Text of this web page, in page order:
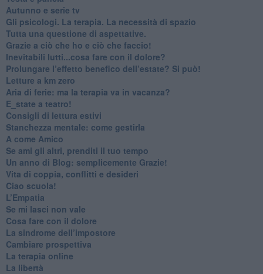
​Autunno e serie tv
​Gli psicologi. La terapia. La necessità di spazio
​Tutta una questione di aspettative.
​Grazie a ciò che ho e ciò che faccio!
​Inevitabili lutti...cosa fare con il dolore?
Prolungare l’effetto benefico dell’estate? Si può!
​Letture a km zero
​Aria di ferie: ma la terapia va in vacanza?
​E_state a teatro!
​Consigli di lettura estivi
​Stanchezza mentale: come gestirla
​A come Amico
​Se ami gli altri, prenditi il tuo tempo
​Un anno di Blog: semplicemente Grazie!
​Vita di coppia, conflitti e desideri
​Ciao scuola!
​L’Empatia
​Se mi lasci non vale
Cosa fare con il dolore
​La sindrome dell’impostore
​Cambiare prospettiva
La terapia online
La libertà